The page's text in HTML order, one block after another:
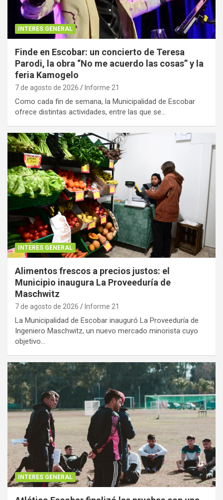
INTERES GENERAL
Finde en Escobar: un concierto de Teresa
Parodi, la obra “No me acuerdo las cosas” y la
feria Kamogelo
7 de agosto de 2026 Informe 21
Como cada fin de semana, la Municipalidad de Escobar
ofrece distintas actividades, entre las que se…
INTERES GENERAL
Alimentos frescos a precios justos: el
Municipio inaugura La Proveeduría de
Maschwitz
7 de agosto de 2026 Informe 21
La Municipalidad de Escobar inauguró La Proveeduría de
Ingeniero Maschwitz, un nuevo mercado minorista cuyo
objetivo…
INTERES GENERAL